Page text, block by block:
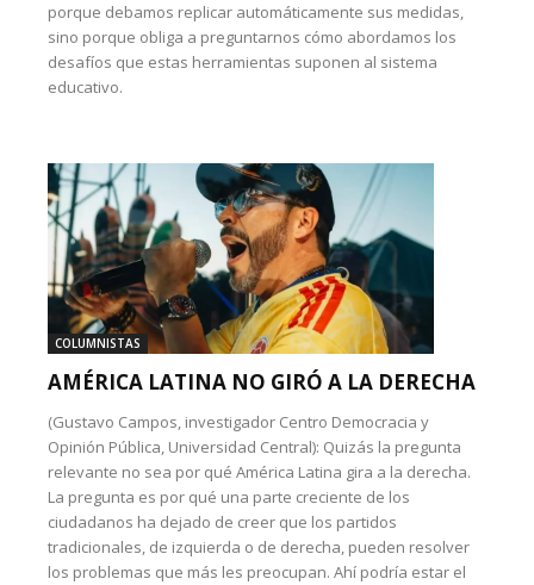
porque debamos replicar automáticamente sus medidas,
sino porque obliga a preguntarnos cómo abordamos los
desafíos que estas herramientas suponen al sistema
educativo.
COLUMNISTAS
AMÉRICA LATINA NO GIRÓ A LA DERECHA
(Gustavo Campos, investigador Centro Democracia y
Opinión Pública, Universidad Central): Quizás la pregunta
relevante no sea por qué América Latina gira a la derecha.
La pregunta es por qué una parte creciente de los
ciudadanos ha dejado de creer que los partidos
tradicionales, de izquierda o de derecha, pueden resolver
los problemas que más les preocupan. Ahí podría estar el